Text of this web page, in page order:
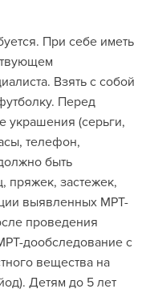
При себе иметь
Взять с собой
Перед
украшения (серьги,
телефон,
быть
пряжек, застежек,
выявленных МРТ-
проведения
дообследование с
вещества на
Детям до 5 лет